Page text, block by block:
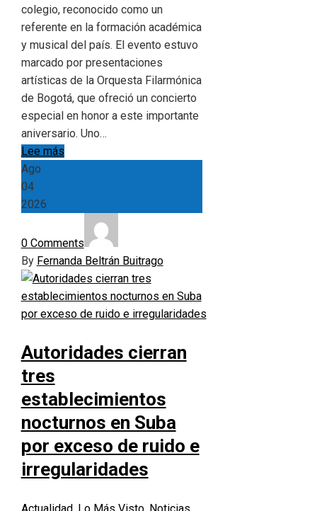
colegio, reconocido como un
referente en la formación académica
y musical del país. El evento estuvo
marcado por presentaciones
artísticas de la Orquesta Filarmónica
de Bogotá, que ofreció un concierto
especial en honor a este importante
aniversario. Uno…
Lee más
Ago
04
2026
0 Comments
By Fernanda Beltrán Buitrago
Autoridades cierran
tres
establecimientos
nocturnos en Suba
por exceso de ruido e
irregularidades